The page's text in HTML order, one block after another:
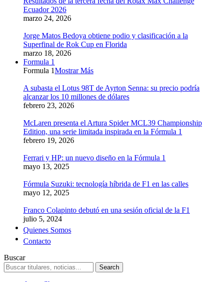
Ecuador 2026
marzo 24, 2026
Jorge Matos Bedoya obtiene podio y clasificación a la
Superfinal de Rok Cup en Florida
marzo 18, 2026
Formula 1
Formula 1Mostrar Más
A subasta el Lotus 98T de Ayrton Senna: su precio podría
alcanzar los 10 millones de dólares
febrero 23, 2026
McLaren presenta el Artura Spider MCL39 Championship
Edition, una serie limitada inspirada en la Fórmula 1
febrero 19, 2026
Ferrari y HP: un nuevo diseño en la Fórmula 1
mayo 13, 2025
Fórmula Suzuki: tecnología híbrida de F1 en las calles
mayo 12, 2025
Franco Colapinto debutó en una sesión oficial de la F1
julio 5, 2024
Quienes Somos
Contacto
Buscar